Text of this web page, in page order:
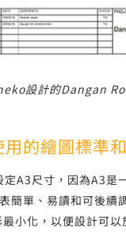
設計的Dangan
的繪圖標準
A3尺寸，因為A3是
單、易讀和可後續
小化，以便設計可